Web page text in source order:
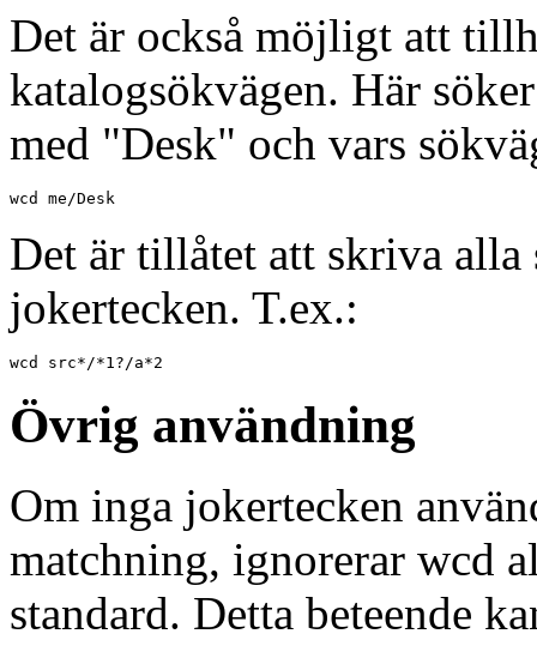
Det är också möjligt att
katalogsökvägen. Här
med "Desk" och vars
wcd me/Desk
Det är tillåtet att skriva alla
jokertecken. T.ex.:
wcd src*/*1?/a*2
Övrig användning
Om inga jokertecken
matchning, ignorerar wcd
standard. Detta beteende